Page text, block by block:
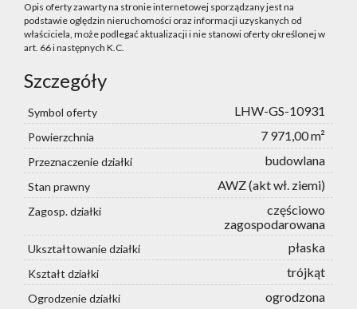
Opis oferty zawarty na stronie internetowej sporządzany jest na
podstawie oględzin nieruchomości oraz informacji uzyskanych od
właściciela, może podlegać aktualizacji i nie stanowi oferty określonej w
art. 66 i następnych K.C.
Szczegóły
Symbol oferty LHW-GS-10931
Powierzchnia 7 971,00 m²
Przeznaczenie działki budowlana
Stan prawny AWZ (akt wł. ziemi)
Zagosp. działki
częściowo
zagospodarowana
Ukształtowanie działki płaska
Kształt działki trójkąt
Ogrodzenie działki ogrodzona